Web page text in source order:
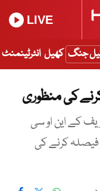
LIVE
جنگ کھیل انٹرٹینمنٹ
کی منظوری
کے این او سی
کرنے کی